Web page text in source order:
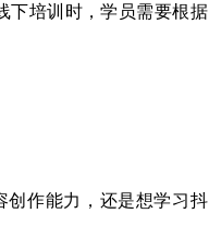
下培训时，学员需要根据
创作能力，还是想学习抖